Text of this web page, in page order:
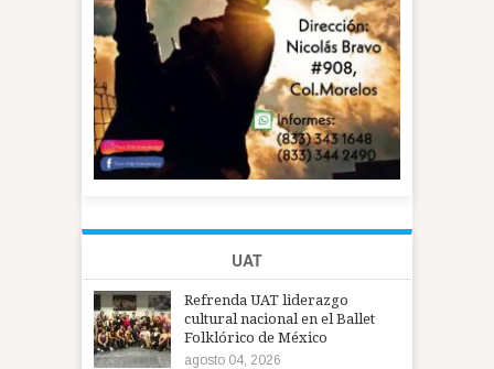
UAT
Refrenda UAT liderazgo
cultural nacional en el Ballet
Folklórico de México
agosto 04, 2026